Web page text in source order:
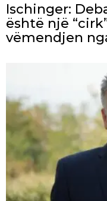
Ischinger:
është një
vëmendjen